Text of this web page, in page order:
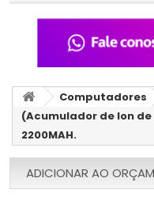
Computadores
(Acumulador de Ion
2200MAH.
ADICIONAR AO